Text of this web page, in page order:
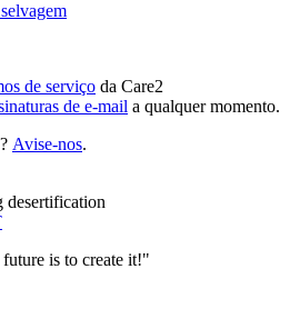
de serviço da Care2
de e-mail a qualquer momento.
Avise-nos.
desertification
is to create it!"